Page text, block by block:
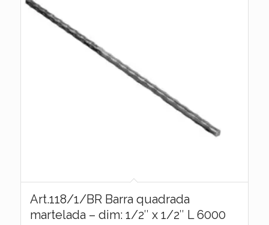
Art.118/1/BR Barra quadrada
martelada – dim: 1/2″ x 1/2″ L 6000